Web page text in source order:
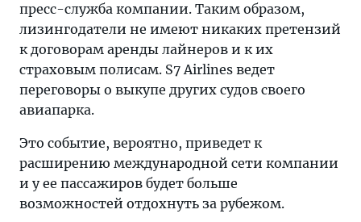
пресс-служба компании. Таким образом,
лизингодатели не имеют никаких претензий
к договорам аренды лайнеров и к их
страховым полисам. S7 Airlines ведет
переговоры о выкупе других судов своего
авиапарка.
Это событие, вероятно, приведет к
расширению международной сети компании
и у ее пассажиров будет больше
возможностей отдохнуть за рубежом.